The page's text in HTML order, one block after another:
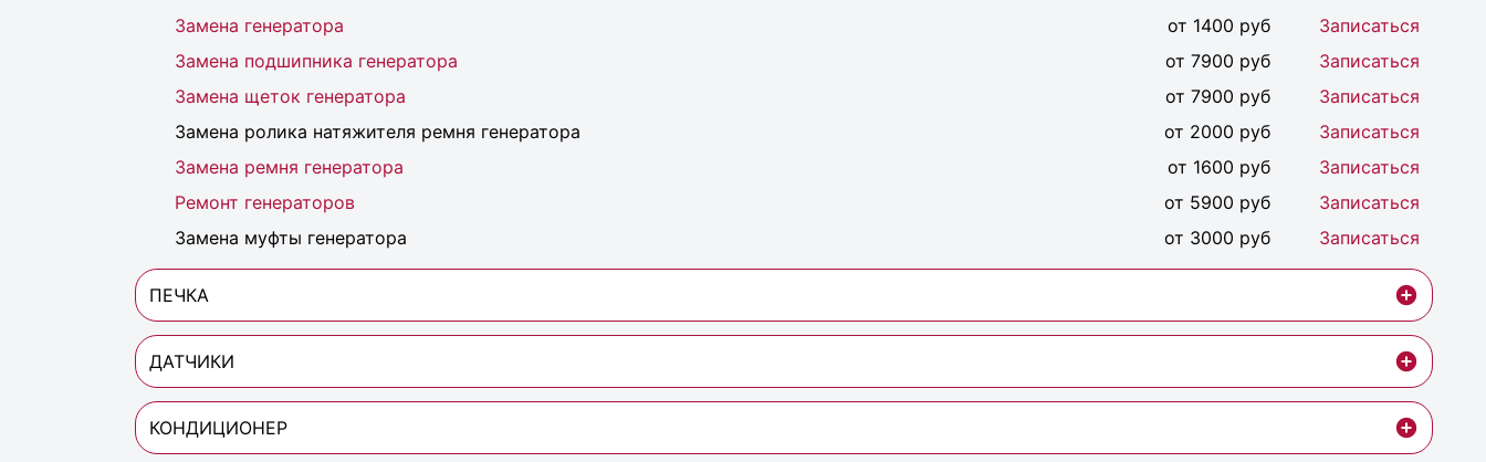
Замена генератора от 1400 руб
Записаться
Замена подшипника генератора
от 7900 руб
Записаться
Замена щеток генератора
от 7900 руб
Записаться
Замена ролика натяжителя ремня генератора
от 2000 руб
Записаться
Замена ремня генератора
от 1600 руб
Записаться
Ремонт генераторов
от 5900 руб
Записаться
Замена муфты генератора
от 3000 руб Записаться
ПЕЧКА
ДАТЧИКИ
КОНДИЦИОНЕР